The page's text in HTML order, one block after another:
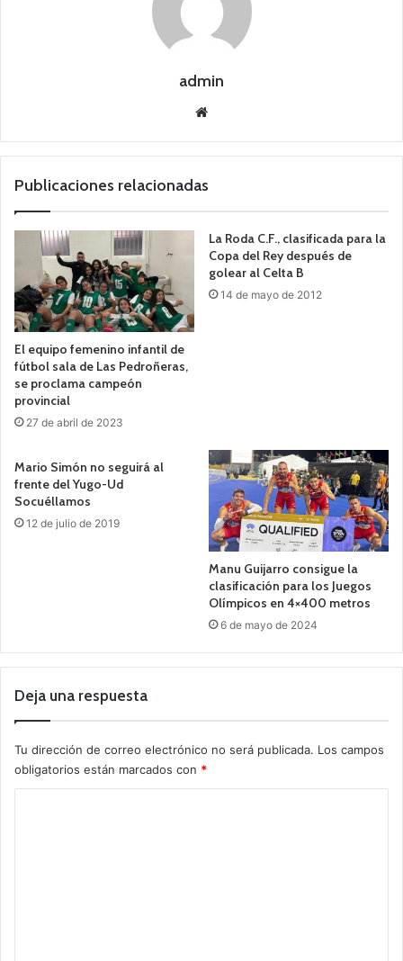
admin
we
Publicaciones relacionadas
El equipo femenino infantil de
fútbol sala de Las Pedroñeras,
se proclama campeón
provincial
27 de abril de 2023
La Roda C.F., clasificada para la
Copa del Rey después de
golear al Celta B
14 de mayo de 2012
Mario Simón no seguirá al
frente del Yugo-Ud
Socuéllamos
12 de julio de 2019
Manu Guijarro consigue la
clasificación para los Juegos
Olímpicos en 4×400 metros
6 de mayo de 2024
Deja una respuesta
Tu dirección de correo electrónico no será publicada. Los campos
obligatorios están marcados con *